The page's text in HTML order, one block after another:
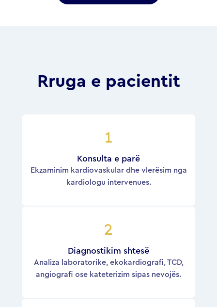
Rruga e pacientit
Konsulta e parë
Ekzaminim kardiovaskular dhe vlerësim nga
kardiologu intervenues.
Diagnostikim shtesë
Analiza laboratorike, ekokardiografi, TCD,
angiografi ose kateterizim sipas nevojës.